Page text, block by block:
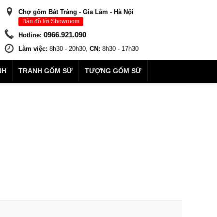
Chợ gốm Bát Tràng - Gia Lâm - Hà Nội
Bản đồ tới Showroom
Hotline: 0966.921.090
Làm việc: 8h30 - 20h30, CN: 8h30 - 17h30
TRANH GỐM SỨ TƯỢNG GỐM SỨ